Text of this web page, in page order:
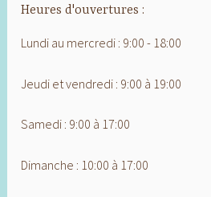
Heures d'ouvertures :
Lundi au mercredi : 9:00 - 18:00
Jeudi et vendredi : 9:00 à 19:00
Samedi : 9:00 à 17:00
Dimanche : 10:00 à 17:00